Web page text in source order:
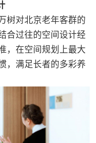
树对北京老年客群的
合过往的空间设计经
，在空间规划上最大
，满足长者的多彩养